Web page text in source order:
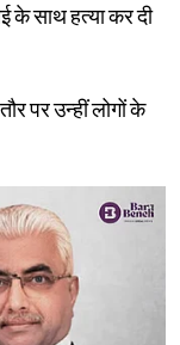
के साथ हत्या कर दी
पर उन्हीं लोगों के